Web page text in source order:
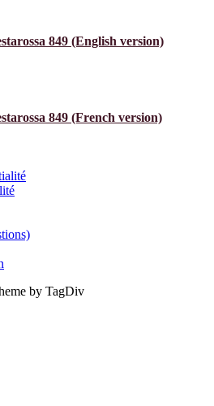
849 (English version)
849 (French version)
by TagDiv